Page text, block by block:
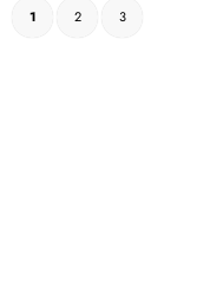
1 2 3